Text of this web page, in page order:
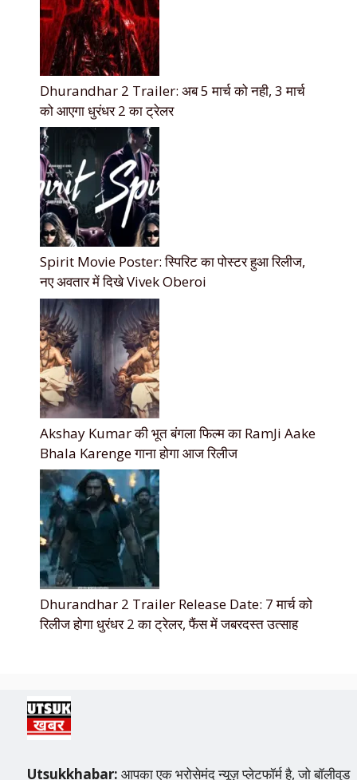
Dhurandhar 2 Trailer: अब 5 मार्च को नही, 3 मार्च
को आएगा धुरंधर 2 का ट्रेलर
Spirit Movie Poster: स्पिरिट का पोस्टर हुआ रिलीज,
नए अवतार में दिखे Vivek Oberoi
Akshay Kumar की भूत बंगला फिल्म का RamJi Aake
Bhala Karenge गाना होगा आज रिलीज
Dhurandhar 2 Trailer Release Date: 7 मार्च को
रिलीज होगा धुरंधर 2 का ट्रेलर, फैंस में जबरदस्त उत्साह
Utsukkhabar: आपका एक भरोसेमंद न्यूज़ प्लेटफॉर्म है, जो बॉलीवुड